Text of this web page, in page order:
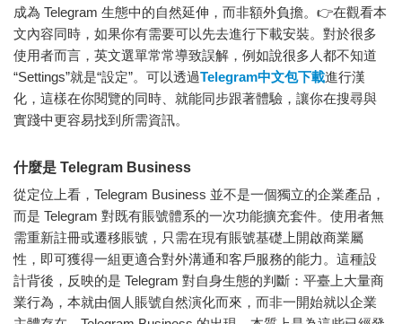
成為 Telegram 生態中的自然延伸，而非額外負擔。👉在觀看本
文內容同時，如果你有需要可以先去進行下載安裝。對於很多
使用者而言，英文選單常常導致誤解，例如說很多人都不知道
“Settings”就是“設定”。可以透過Telegram中文包下載進行漢
化，這樣在你閱覽的同時、就能同步跟著體驗，讓你在搜尋與
實踐中更容易找到所需資訊。
什麼是 Telegram Business
從定位上看，Telegram Business 並不是一個獨立的企業產品，
而是 Telegram 對既有賬號體系的一次功能擴充套件。使用者無
需重新註冊或遷移賬號，只需在現有賬號基礎上開啟商業屬
性，即可獲得一組更適合對外溝通和客戶服務的能力。這種設
計背後，反映的是 Telegram 對自身生態的判斷：平臺上大量商
業行為，本就由個人賬號自然演化而來，而非一開始就以企業